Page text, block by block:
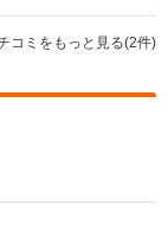
コミをもっと見る(2件)